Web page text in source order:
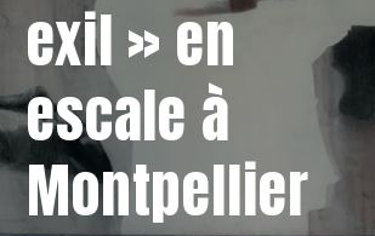
exil » en
escale à
Montpellier